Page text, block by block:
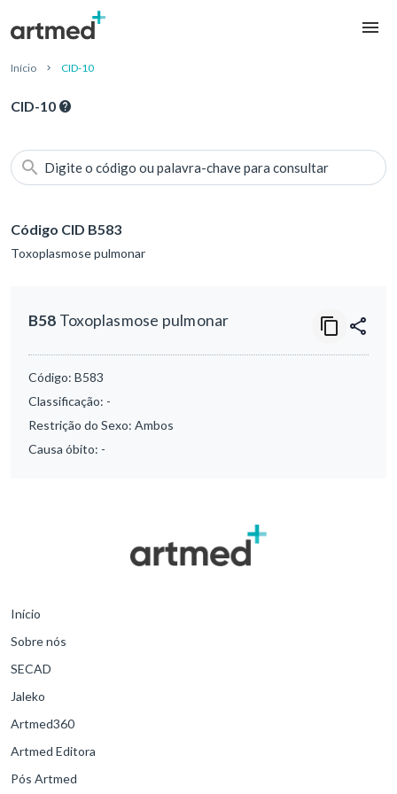
Início CID-10
CID-10
Digite o código ou palavra-chave para consultar
Código CID B583
Toxoplasmose pulmonar
B58 Toxoplasmose pulmonar
Código: B583
Classificação: -
Restrição do Sexo: Ambos
Causa óbito: -
Início
Sobre nós
SECAD
Jaleko
Artmed360
Artmed Editora
Pós Artmed